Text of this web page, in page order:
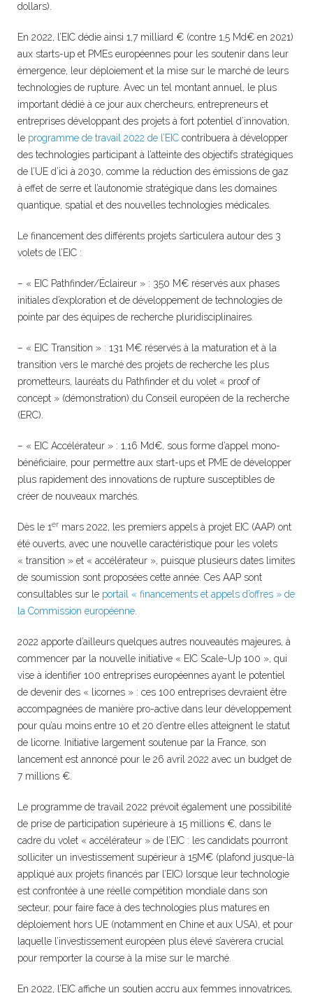
dollars).
En 2022, l’EIC dédie ainsi 1,7 milliard € (contre 1,5 Md€ en 2021)
aux starts-up et PMEs européennes pour les soutenir dans leur
émergence, leur déploiement et la mise sur le marché de leurs
technologies de rupture. Avec un tel montant annuel, le plus
important dédié à ce jour aux chercheurs, entrepreneurs et
entreprises développant des projets à fort potentiel d’innovation,
le programme de travail 2022 de l’EIC contribuera à développer
des technologies participant à l’atteinte des objectifs stratégiques
de l’UE d’ici à 2030, comme la réduction des émissions de gaz
à effet de serre et l’autonomie stratégique dans les domaines
quantique, spatial et des nouvelles technologies médicales.
Le financement des différents projets s’articulera autour des 3
volets de l’EIC :
– « EIC Pathfinder/Éclaireur » : 350 M€ réservés aux phases
initiales d’exploration et de développement de technologies de
pointe par des équipes de recherche pluridisciplinaires.
– « EIC Transition » : 131 M€ réservés à la maturation et à la
transition vers le marché des projets de recherche les plus
prometteurs, lauréats du Pathfinder et du volet « proof of
concept » (démonstration) du Conseil européen de la recherche
(ERC).
– « EIC Accélérateur » : 1,16 Md€, sous forme d’appel mono-
bénéficiaire, pour permettre aux start-ups et PME de développer
plus rapidement des innovations de rupture susceptibles de
créer de nouveaux marchés.
Dès le 1er mars 2022, les premiers appels à projet EIC (AAP) ont
été ouverts, avec une nouvelle caractéristique pour les volets
« transition » et « accélérateur », puisque plusieurs dates limites
de soumission sont proposées cette année. Ces AAP sont
consultables sur le portail « financements et appels d’offres » de
la Commission européenne
2022 apporte d’ailleurs quelques autres nouveautés majeures, à
commencer par la nouvelle initiative « EIC Scale-Up 100 », qui
vise à identifier 100 entreprises européennes ayant le potentiel
de devenir des « licornes » : ces 100 entreprises devraient être
accompagnées de manière pro-active dans leur développement
pour qu’au moins entre 10 et 20 d’entre elles atteignent le statut
de licorne. Initiative largement soutenue par la France, son
lancement est annoncé pour le 26 avril 2022 avec un budget de
7 millions €.
Le programme de travail 2022 prévoit également une possibilité
de prise de participation supérieure à 15 millions €, dans le
cadre du volet « accélérateur » de l’EIC : les candidats pourront
solliciter un investissement supérieur à 15M€ (plafond jusque-là
appliqué aux projets financés par l’EIC) lorsque leur technologie
est confrontée à une réelle compétition mondiale dans son
secteur, pour faire face à des technologies plus matures en
déploiement hors UE (notamment en Chine et aux USA), et pour
laquelle l’investissement européen plus élevé s’avèrera crucial
pour remporter la course à la mise sur le marché.
En 2022, l’EIC affiche un soutien accru aux femmes innovatrices,